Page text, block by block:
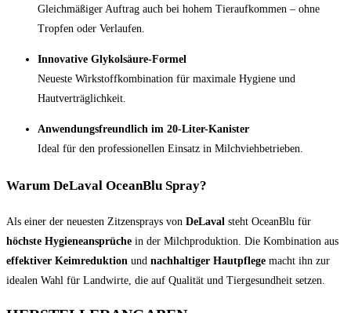
Gleichmäßiger Auftrag auch bei hohem Tieraufkommen – ohne
Tropfen oder Verlaufen.
Innovative Glykolsäure-Formel
Neueste Wirkstoffkombination für maximale Hygiene und
Hautverträglichkeit.
Anwendungsfreundlich im 20-Liter-Kanister
Ideal für den professionellen Einsatz in Milchviehbetrieben.
Warum DeLaval OceanBlu Spray?
Als einer der neuesten Zitzensprays von DeLaval steht OceanBlu für
höchste Hygieneansprüche in der Milchproduktion. Die Kombination aus
effektiver Keimreduktion und nachhaltiger Hautpflege macht ihn zur
idealen Wahl für Landwirte, die auf Qualität und Tiergesundheit setzen.